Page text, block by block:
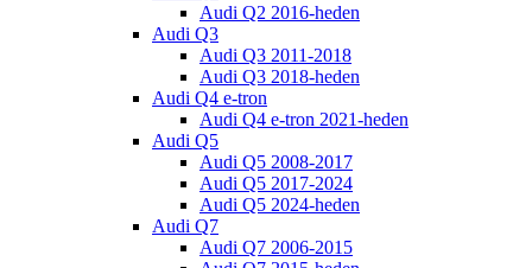
Audi Q2 2016-heden
Audi Q3
Audi Q3 2011-2018
Audi Q3 2018-heden
Audi Q4 e-tron
Audi Q4 e-tron 2021-heden
Audi Q5
Audi Q5 2008-2017
Audi Q5 2017-2024
Audi Q5 2024-heden
Audi Q7
Audi Q7 2006-2015